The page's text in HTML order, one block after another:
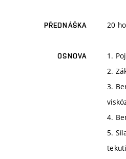
PŘEDNÁŠKA 20
OSNOVA
1.
2.
3.
4.
5.